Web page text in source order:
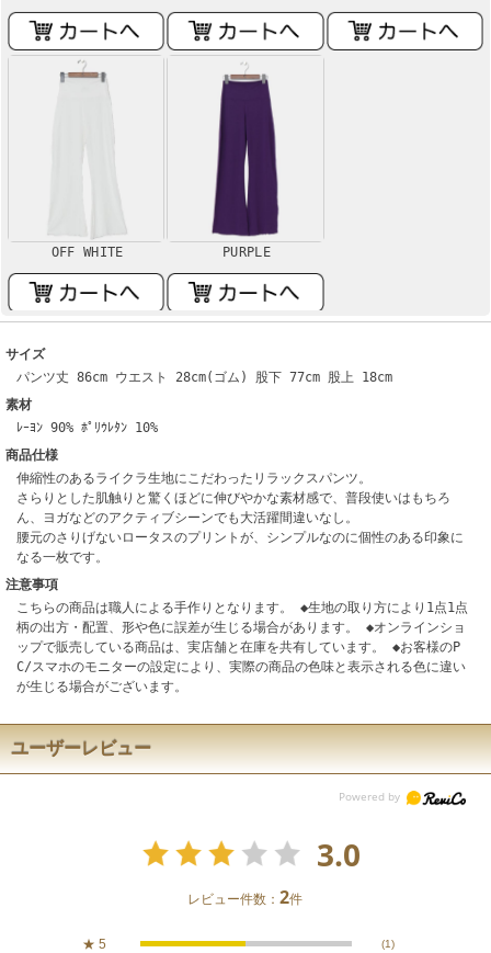
OFF WHITE PURPLE
サイズ
パンツ丈 86cm ウエスト 28cm(ゴム) 股下 77cm 股上 18cm
素材
ﾚｰﾖﾝ 90% ﾎﾟﾘｳﾚﾀﾝ 10%
商品仕様
伸縮性のあるライクラ生地にこだわったリラックスパンツ。
さらりとした肌触りと驚くほどに伸びやかな素材感で、普段使いはもちろ
ん、ヨガなどのアクティブシーンでも大活躍間違いなし。
腰元のさりげないロータスのプリントが、シンプルなのに個性のある印象に
なる一枚です。
注意事項
こちらの商品は職人による手作りとなります。 ◆生地の取り方により1点1点
柄の出方・配置、形や色に誤差が生じる場合があります。 ◆オンラインショ
ップで販売している商品は、実店舗と在庫を共有しています。 ◆お客様のP
C/スマホのモニターの設定により、実際の商品の色味と表示される色に違い
が生じる場合がございます。
ユーザーレビュー
3.0
レビュー件数：2件
★ 5 (1)